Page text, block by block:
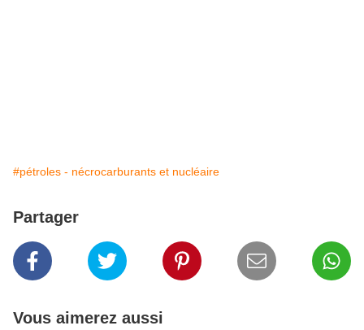
#pétroles - nécrocarburants et nucléaire
Partager
Vous aimerez aussi